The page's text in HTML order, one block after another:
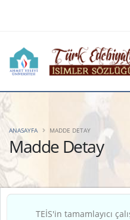
Madde Detay
ANASAYFA MADDE DETAY
TEİS'in tamamlayıcı